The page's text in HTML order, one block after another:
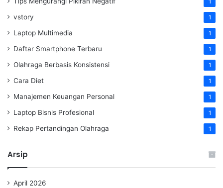
1
vstory 1
Laptop Multimedia 1
Daftar Smartphone Terbaru 1
Olahraga Berbasis Konsistensi 1
Cara Diet 1
Manajemen Keuangan Personal 1
Laptop Bisnis Profesional 1
Rekap Pertandingan Olahraga 1
Arsip
April 2026